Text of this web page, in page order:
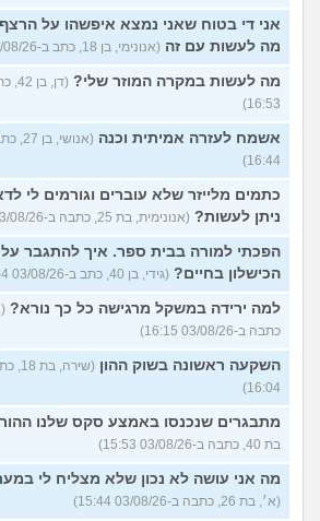
אני די בטוח שאני נמצא איפשהו על הרצף
מה לעשות עם זה (אנונימי, בן 18, כתב ב-03/08/26 17:02)
מה לעשות במקרה המוזר שלי?
16:53)
אשמח לעזרה אמיתית וכנה
16:44)
כתמים מלייזר שלא עוברים וגורמים לי
ניתן לעשות? (אנונימית, בת 25, כתבה ב-03/08/26 16:33)
הפכתי למורה בבית ספר. איך להתגבר
הכישלון בחיים? (גידי, בן 40, כתב ב-03/08/26 16:24)
למה ירידה במשקל מרגישה כל כך נורא?
כתבה ב-03/08/26 16:15)
השקעה ראשונה בשוק ההון
16:04)
מתבגרים שנכנסו באמצע סקס שלנו
בת 40, כתבה ב-03/08/26 15:53)
מה אני עושה לא נכון שלא מצליח לי
(א׳, בת 26, כתבה ב-03/08/26 15:44)